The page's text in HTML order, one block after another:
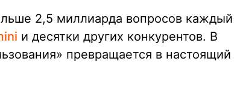
2,5 миллиарда вопросов каждый
и десятки других конкурентов. В
превращается в настоящий